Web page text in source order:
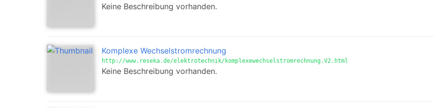
Keine Beschreibung vorhanden.
Komplexe Wechselstromrechnung
http://www.reseka.de/elektrotechnik/komplexewechselstromrechnung.V2.html
Keine Beschreibung vorhanden.